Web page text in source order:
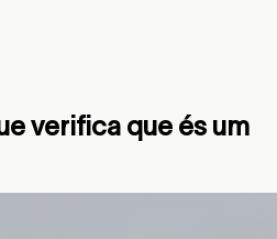
verifica que és um